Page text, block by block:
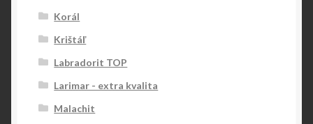
Korál
Krištáľ
Labradorit TOP
Larimar - extra kvalita
Malachit